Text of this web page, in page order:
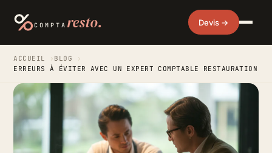
COMPTA resto. Devis →
ACCUEIL › BLOG
›
ERREURS À ÉVITER AVEC UN EXPERT COMPTABLE RESTAURATION